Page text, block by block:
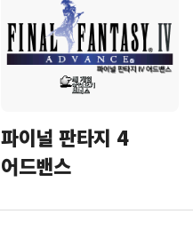
파이널 판타지 4
어드밴스